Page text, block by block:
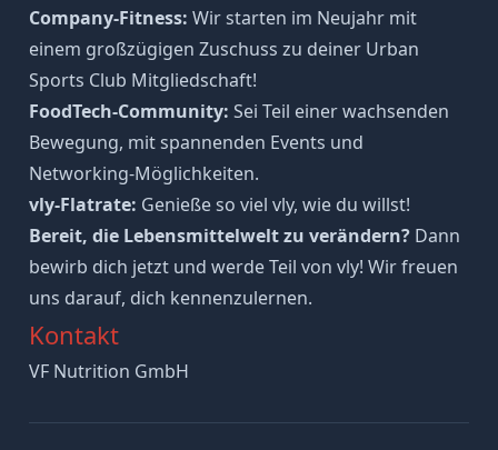
Company-Fitness: Wir starten im Neujahr mit
einem großzügigen Zuschuss zu deiner Urban
Sports Club Mitgliedschaft!
FoodTech-Community: Sei Teil einer wachsenden
Bewegung, mit spannenden Events und
Networking-Möglichkeiten.
vly-Flatrate: Genieße so viel vly, wie du willst!
Bereit, die Lebensmittelwelt zu verändern?Dann
bewirb dich jetzt und werde Teil von vly! Wir freuen
uns darauf, dich kennenzulernen.
Kontakt
VF Nutrition GmbH